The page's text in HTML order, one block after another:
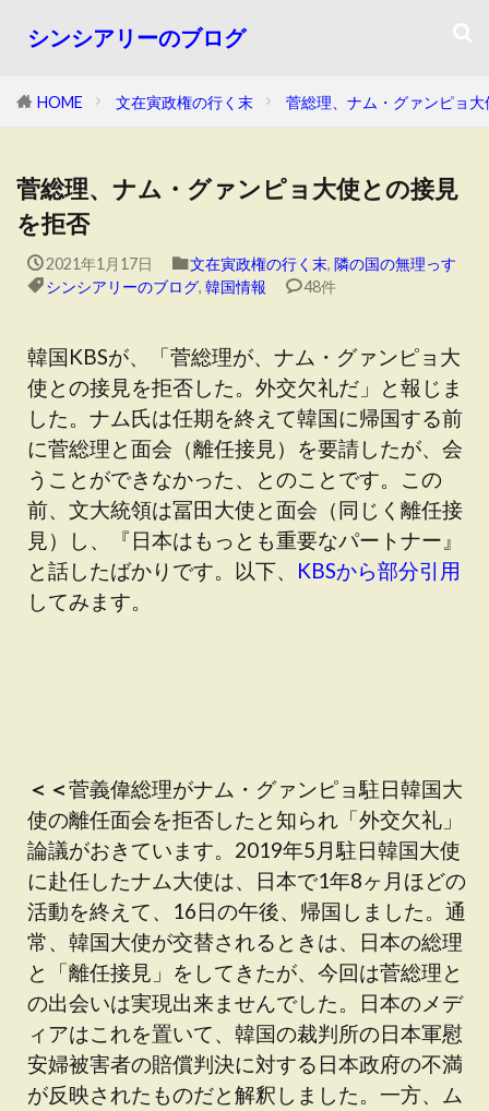
シンシアリーのブログ
HOME 文在寅政権の行く末 菅総理、ナム・グァンピョ
菅総理、ナム・グァンピョ大使との接見
を拒否
2021年1月17日 文在寅政権の行く末, 隣の国の無理っす
シンシアリーのブログ, 韓国情報 48件
韓国KBSが、「菅総理が、ナム・グァンピョ大
使との接見を拒否した。外交欠礼だ」と報じま
した。ナム氏は任期を終えて韓国に帰国する前
に菅総理と面会（離任接見）を要請したが、会
うことができなかった、とのことです。この
前、文大統領は冨田大使と面会（同じく離任接
見）し、『日本はもっとも重要なパートナー』
と話したばかりです。以下、 KBSから部分引用
してみます。
＜＜菅義偉総理がナム・グァンピョ駐日韓国大
使の離任面会を拒否したと知られ「外交欠礼」
論議がおきています。2019年5月駐日韓国大使
に赴任したナム大使は、日本で1年8ヶ月ほどの
活動を終えて、16日の午後、帰国しました。通
常、韓国大使が交替されるときは、日本の総理
と「離任接見」をしてきたが、今回は菅総理と
の​​出会いは実現出来ませんでした。日本のメデ
ィアはこれを置いて、韓国の裁判所の日本軍慰
安婦被害者の賠償判決に対する日本政府の不満
が反映されたものだと解釈しました。一方、ム